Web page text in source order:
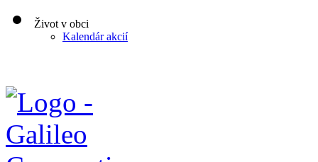
Život v obci
Kalendár akcií